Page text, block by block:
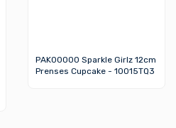
PAK00000 Sparkle Girlz 12cm
Prenses Cupcake - 10015TQ3